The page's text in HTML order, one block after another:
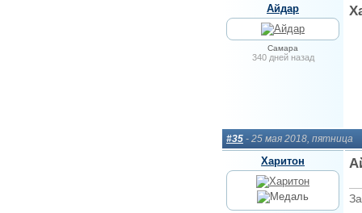
Айдар
Самара
340 дней назад
#35 - 25 мая 2018, пятница
Харитон